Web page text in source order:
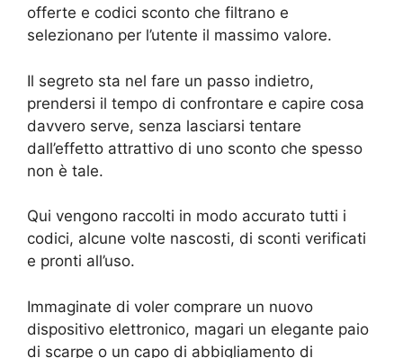
offerte e codici sconto che filtrano e
selezionano per l’utente il massimo valore.
Il segreto sta nel fare un passo indietro,
prendersi il tempo di confrontare e capire cosa
davvero serve, senza lasciarsi tentare
dall’effetto attrattivo di uno sconto che spesso
non è tale.
Qui vengono raccolti in modo accurato tutti i
codici, alcune volte nascosti, di sconti verificati
e pronti all’uso.
Immaginate di voler comprare un nuovo
dispositivo elettronico, magari un elegante paio
di scarpe o un capo di abbigliamento di